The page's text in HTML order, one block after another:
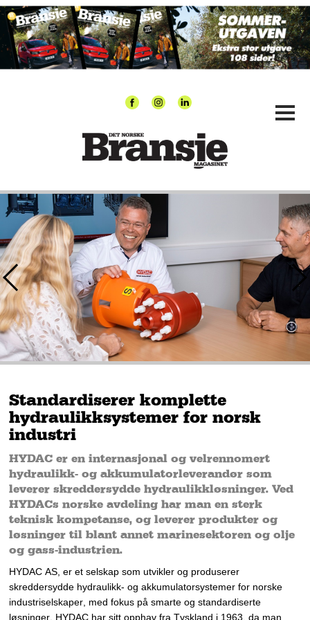
Standardiserer komplette
hydraulikksystemer for norsk
industri
HYDAC er en internasjonal og velrennomert
hydraulikk- og akkumulatorleverandør som
leverer skreddersydde hydraulikkløsninger. Ved
HYDACs norske avdeling har man en sterk
teknisk kompetanse, og leverer produkter og
løsninger til blant annet marinesektoren og olje
og gass-industrien.
HYDAC AS, er et selskap som utvikler og produserer
skreddersydde hydraulikk- og akkumulatorsystemer for norske
industriselskaper , med fokus på smarte og standardiserte
løsninger. HYDAC har sitt opphav fra Tyskland i 1963, da man